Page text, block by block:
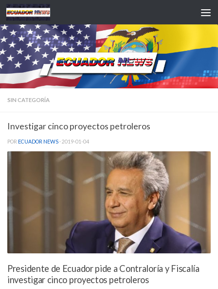
Saltar al contenido
SIN CATEGORÍA
Investigar cinco proyectos petroleros
POR ECUADOR NEWS · 2019-01-04
Presidente de Ecuador pide a Contraloría y Fiscalía
investigar cinco proyectos petroleros